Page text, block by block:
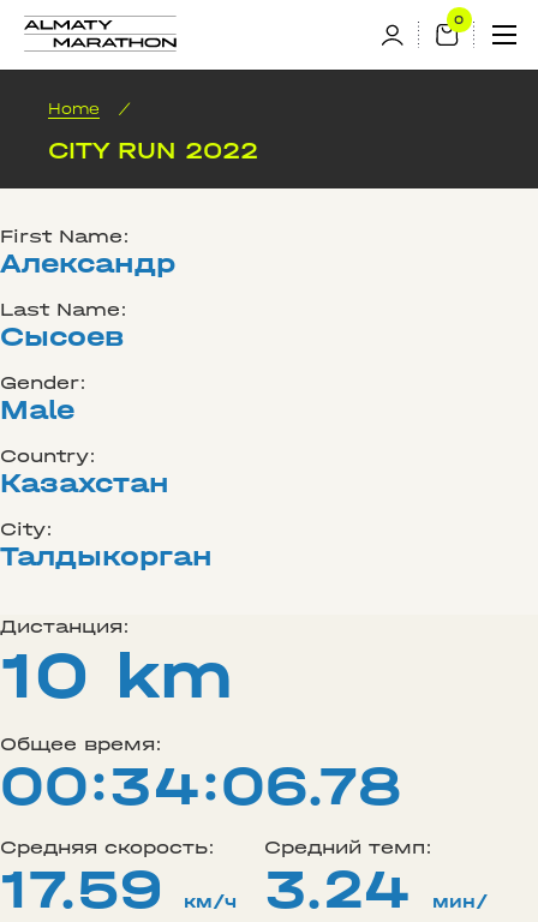
Home /
CITY RUN 2022
First Name:
Александр
Last Name:
Сысоев
Gender:
Male
Country:
Казахстан
City:
Талдыкорган
Дистанция:
10 km
Общее время:
00:34:06.78
Средняя скорость:
17.59 км/ч
Средний темп:
3.24 мин/